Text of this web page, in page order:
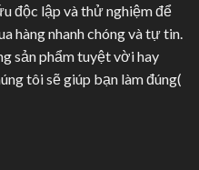
độc lập và thử nghiệm để
hàng nhanh chóng và tự tin.
sản phẩm tuyệt vời hay
tôi sẽ giúp bạn làm đúng(